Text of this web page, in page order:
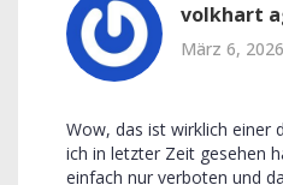
volkhart
März 6,
Wow, das ist wirklich einer
ich in letzter Zeit gesehen
einfach nur verboten und